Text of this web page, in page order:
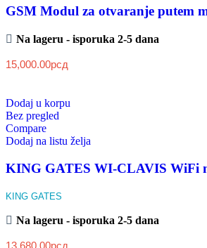
GSM Modul za otvaranje putem
Na lageru - isporuka 2-5 dana
15,000.00рсд
Dodaj u korpu
Bez pregled
Compare
Dodaj na listu želja
KING GATES WI-CLAVIS WiFi
KING GATES
Na lageru - isporuka 2-5 dana
13,680.00рсд